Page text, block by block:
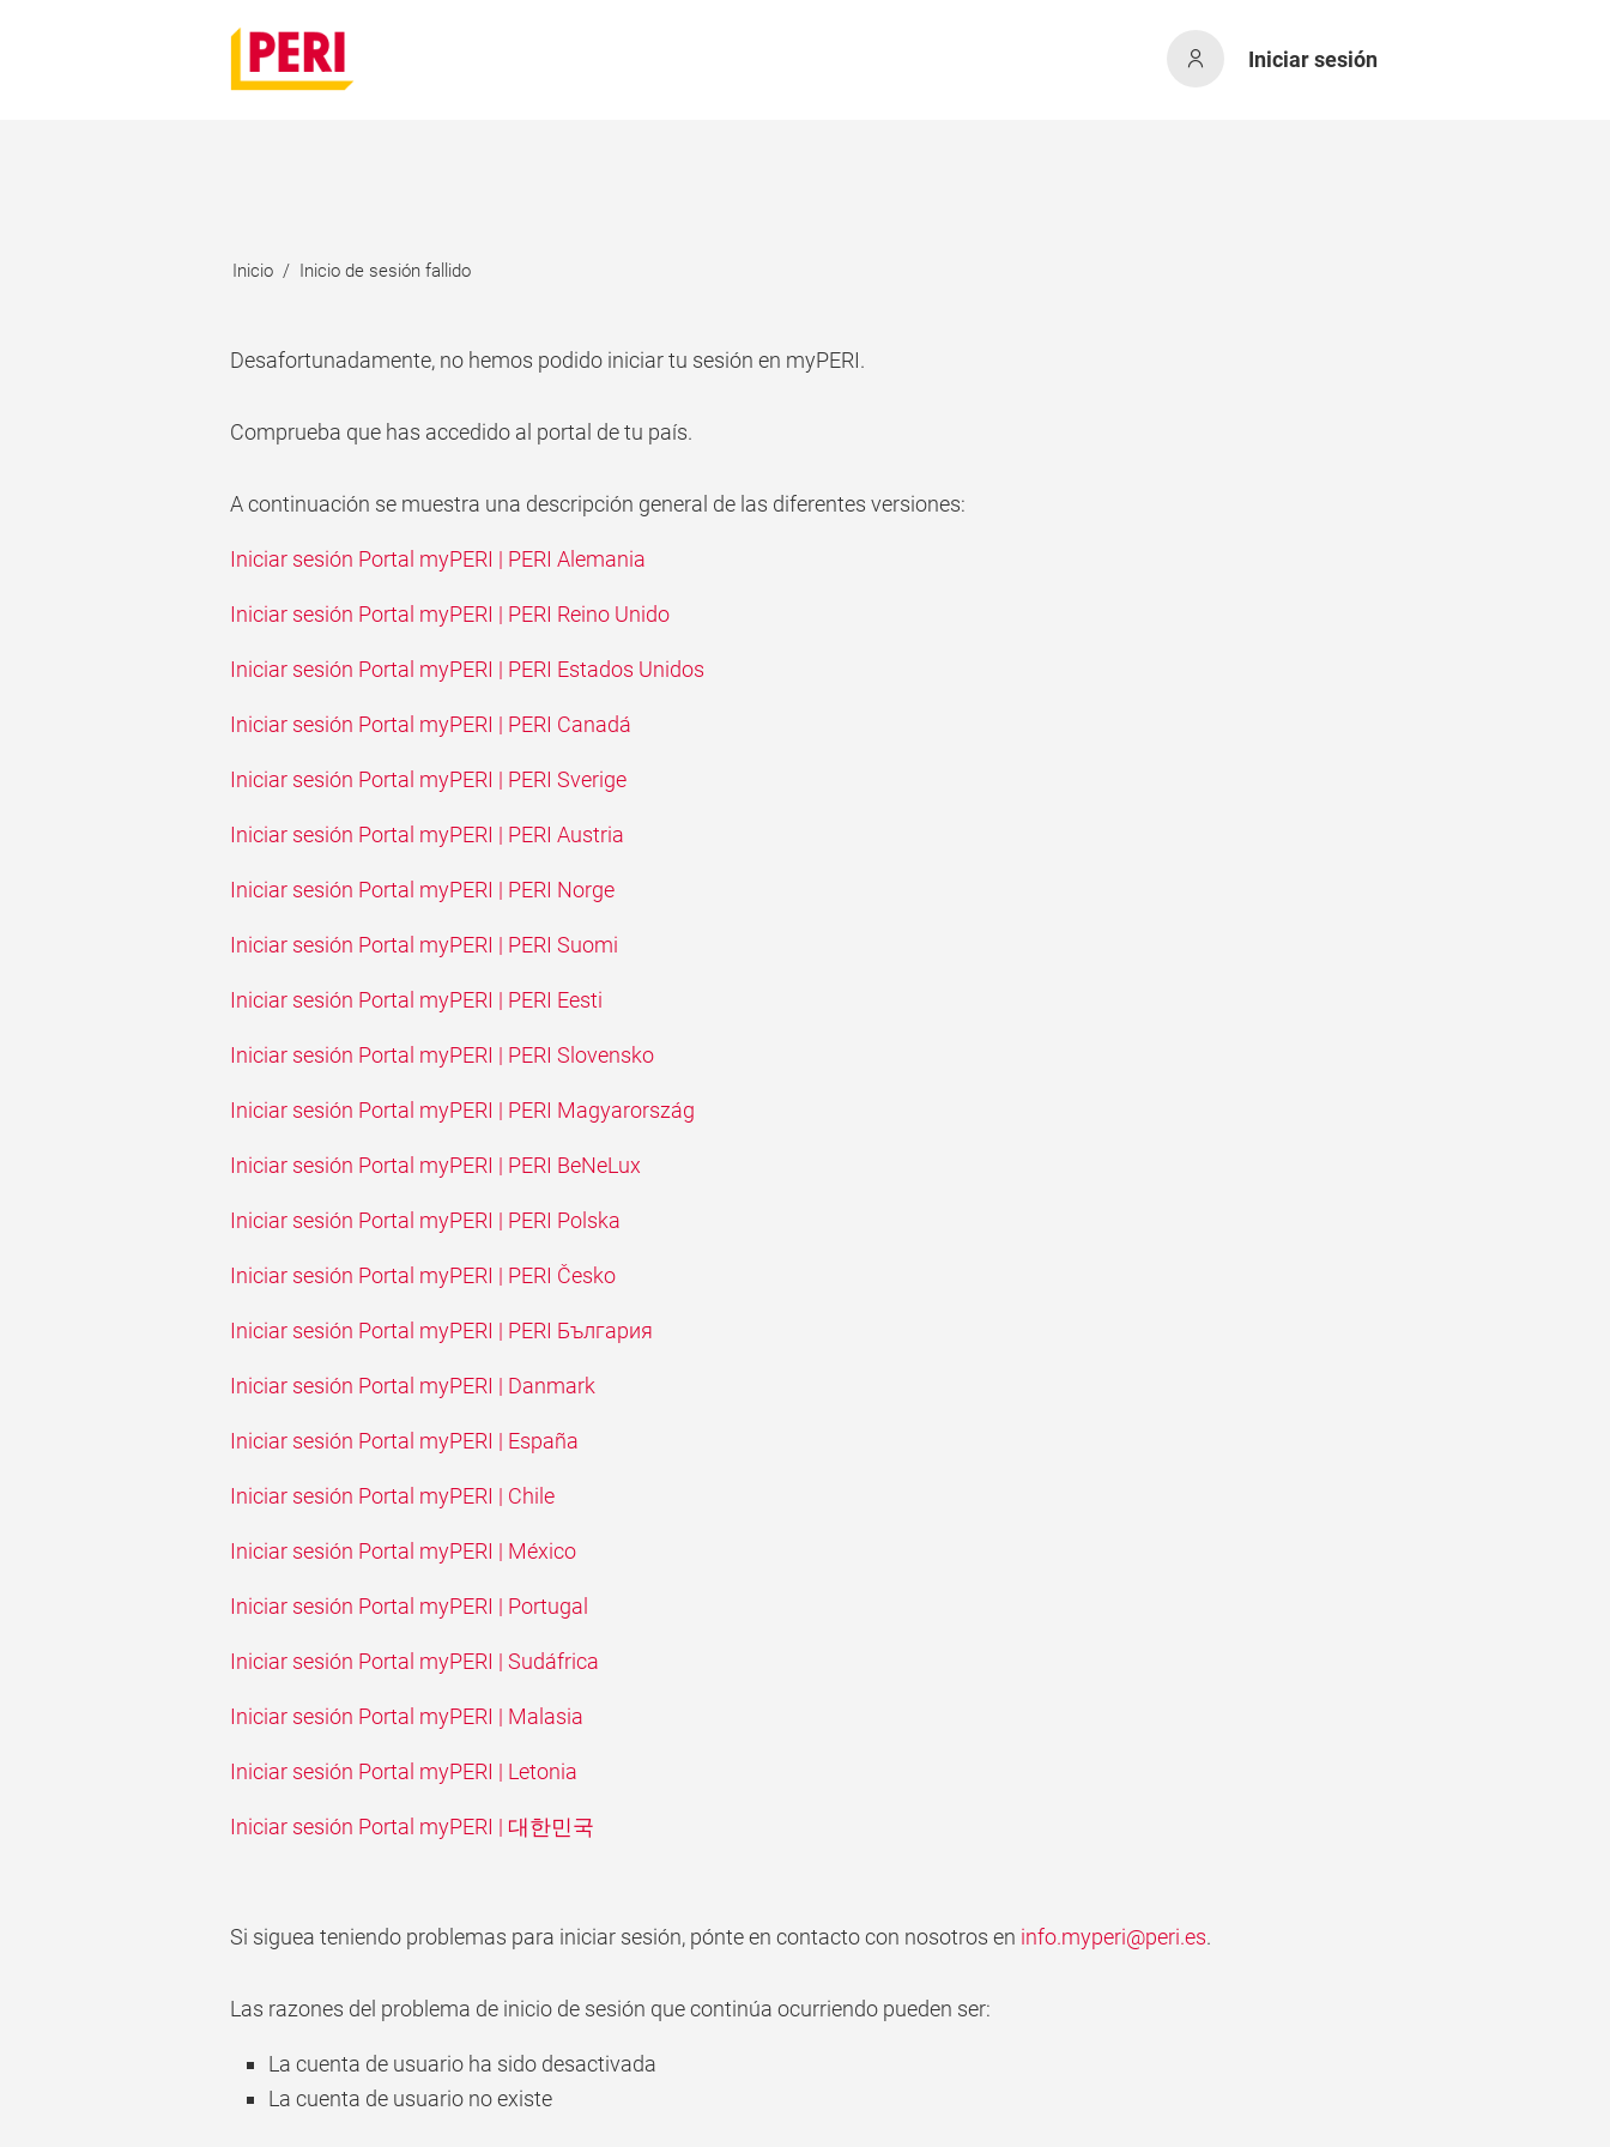
Iniciar sesión
Inicio Inicio de sesión fallido
Desafortunadamente, no hemos podido iniciar tu sesión en myPERI.
Comprueba que has accedido al portal de tu país.
A continuación se muestra una descripción general de las diferentes versiones:
Iniciar sesión Portal myPERI | PERI Alemania
Iniciar sesión Portal myPERI | PERI Reino Unido
Iniciar sesión Portal myPERI | PERI Estados Unidos
Iniciar sesión Portal myPERI | PERI Canadá
Iniciar sesión Portal myPERI | PERI Sverige
Iniciar sesión Portal myPERI | PERI Austria
Iniciar sesión Portal myPERI | PERI Norge
Iniciar sesión Portal myPERI | PERI Suomi
Iniciar sesión Portal myPERI | PERI Eesti
Iniciar sesión Portal myPERI | PERI Slovensko
Iniciar sesión Portal myPERI | PERI Magyarország
Iniciar sesión Portal myPERI | PERI BeNeLux
Iniciar sesión Portal myPERI | PERI Polska
Iniciar sesión Portal myPERI | PERI Česko
Iniciar sesión Portal myPERI | PERI България
Iniciar sesión Portal myPERI | Danmark
Iniciar sesión Portal myPERI | España
Iniciar sesión Portal myPERI | Chile
Iniciar sesión Portal myPERI | México
Iniciar sesión Portal myPERI | Portugal
Iniciar sesión Portal myPERI | Sudáfrica
Iniciar sesión Portal myPERI | Malasia
Iniciar sesión Portal myPERI | Letonia
Iniciar sesión Portal myPERI | 대한민국
Si siguea teniendo problemas para iniciar sesión, pónte en contacto con nosotros en info.myperi@peri.es.
Las razones del problema de inicio de sesión que continúa ocurriendo pueden ser:
La cuenta de usuario ha sido desactivada
La cuenta de usuario no existe